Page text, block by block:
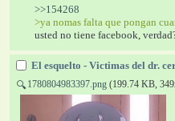
>>154268
>ya nomas falta que pongan
usted no tiene facebook,
El esquelto - Victimas del dr.
🔍 1780804983397.png (199.74 KB,